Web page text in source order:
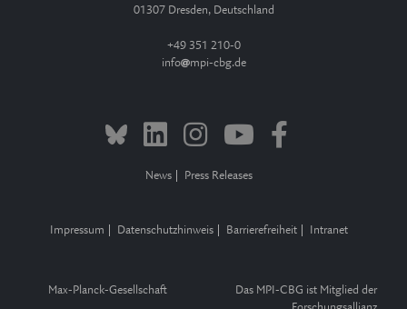
01307 Dresden, Deutschland
+49 351 210-0
info
mpi-cbg.de
News Press Releases
Impressum Datenschutzhinweis Barrierefreiheit Intranet
Max-Planck-Gesellschaft
Das MPI-CBG ist Mitglied der